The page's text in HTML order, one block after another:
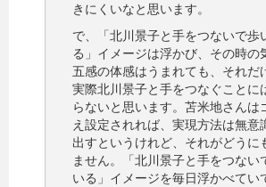
きにくいなと思います。
で、「北川景子と手をつないで歩
る」イメージは浮かび、その時の
五感の体感はうまれても、それだ
実際北川景子と手をつなぐことに
らないと思います。苫米地さんは
え設定されれば、実現方法は無意
出すというけれど、それがどうに
ません。「北川景子と手をつない
いる」イメージを毎日浮かべてい